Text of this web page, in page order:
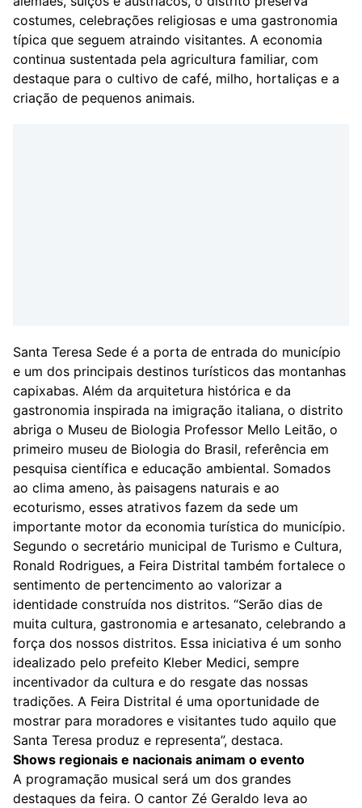
costumes, celebrações religiosas e uma gastronomia
típica que seguem atraindo visitantes. A economia
continua sustentada pela agricultura familiar, com
destaque para o cultivo de café, milho, hortaliças e a
criação de pequenos animais.
Santa Teresa Sede é a porta de entrada do município
e um dos principais destinos turísticos das montanhas
capixabas. Além da arquitetura histórica e da
gastronomia inspirada na imigração italiana, o distrito
abriga o Museu de Biologia Professor Mello Leitão, o
primeiro museu de Biologia do Brasil, referência em
pesquisa científica e educação ambiental. Somados
ao clima ameno, às paisagens naturais e ao
ecoturismo, esses atrativos fazem da sede um
importante motor da economia turística do município.
Segundo o secretário municipal de Turismo e Cultura,
Ronald Rodrigues, a Feira Distrital também fortalece o
sentimento de pertencimento ao valorizar a
identidade construída nos distritos. “Serão dias de
muita cultura, gastronomia e artesanato, celebrando a
força dos nossos distritos. Essa iniciativa é um sonho
idealizado pelo prefeito Kleber Medici, sempre
incentivador da cultura e do resgate das nossas
tradições. A Feira Distrital é uma oportunidade de
mostrar para moradores e visitantes tudo aquilo que
Santa Teresa produz e representa”, destaca.
Shows regionais e nacionais animam o evento
A programação musical será um dos grandes
destaques da feira. O cantor Zé Geraldo leva ao